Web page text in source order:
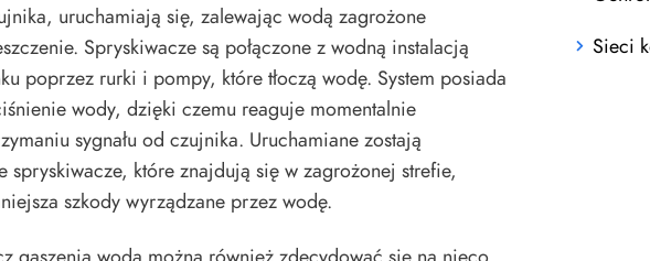
uruchamiają się, zalewając wodą zagrożone
Spryskiwacze są połączone z wodną instalacją
poprzez rurki i pompy, które tłoczą wodę. System posiada
wody, dzięki czemu reaguje momentalnie
sygnału od czujnika. Uruchamiane zostają
spryskiwacze, które znajdują się w zagrożonej strefie,
szkody wyrządzane przez wodę.
Sieci